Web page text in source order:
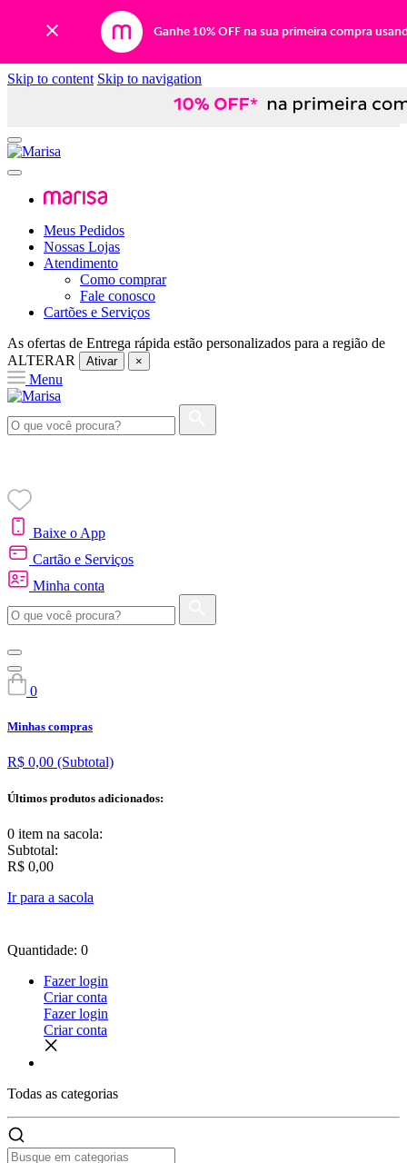
Ganhe 10% OFF na sua primeira compra
Skip to content Skip to navigation
Meus Pedidos
Nossas Lojas
Atendimento
Como comprar
Fale conosco
Cartões e Serviços
As ofertas de Entrega rápida estão personalizados para a região de
ALTERAR
Ativar ×
Menu
Baixe o App
Cartão e Serviços
Minha conta
0
Minhas compras
R$ 0,00 (Subtotal)
Últimos produtos adicionados:
0 item na sacola:
Subtotal:
R$ 0,00
Ir para a sacola
Quantidade: 0
Fazer login
Criar conta
Fazer login
Criar conta
Todas as categorias